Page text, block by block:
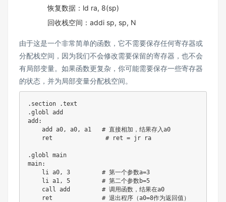
恢复数据：ld ra, 8(sp)
回收栈空间：addi sp, sp, N
由于这是一个非常简单的函数，它不需要保存任何寄存器或
分配栈空间，因为我们不会修改需要保留的寄存器，也不会
有局部变量。如果函数更复杂，你可能需要保存一些寄存器
的状态，并为局部变量分配栈空间。
. section .
.globl add
add :
    add a0
, a0,
a1   # 直接相加，结果存入a0
    ret               # ret
= jr ra
.globl main
main:
    li a0
, 3
         # 第一个参数a
=3
    li a1
, 5
         # 第二个参数b
=5
    call add         # 调用函数，结果在a0
    ret              # 退出程序（a0
=8